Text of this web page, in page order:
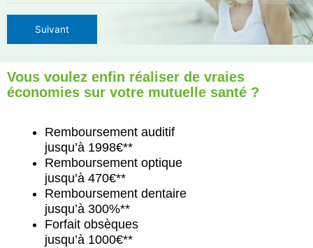
Vous voulez enfin réaliser de vraies
économies sur votre mutuelle santé ?
Remboursement auditif
jusqu’à 1998€**
Remboursement optique
jusqu’à 470€**
Remboursement dentaire
jusqu’à 300%**
Forfait obsèques
jusqu’à 1000€**
Suivant